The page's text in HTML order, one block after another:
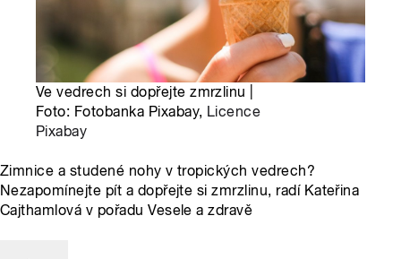
Ve vedrech si dopřejte zmrzlinu |
Foto: Fotobanka Pixabay, Licence
Pixabay
Zimnice a studené nohy v tropických vedrech?
Nezapomínejte pít a dopřejte si zmrzlinu, radí Kateřina
Cajthamlová v pořadu Vesele a zdravě